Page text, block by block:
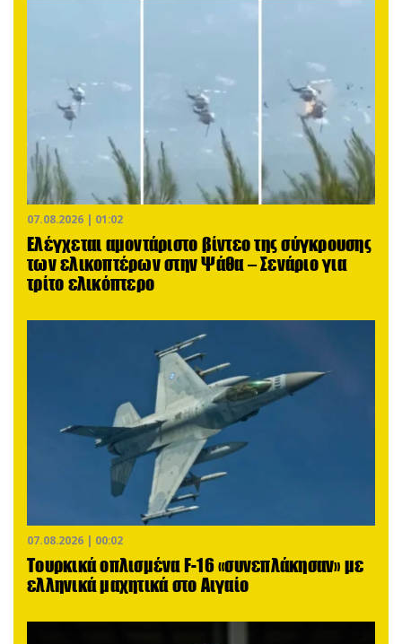
07.08.2026 | 01:02
Ελέγχεται αμοντάριστο βίντεο της σύγκρουσης
των ελικοπτέρων στην Ψάθα – Σενάριο για
τρίτο ελικόπτερο
07.08.2026 | 00:02
Τουρκικά οπλισμένα F-16 «συνεπλάκησαν» με
ελληνικά μαχητικά στο Αιγαίο